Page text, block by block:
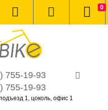
755-19-93
755-19-93
1, цоколь, офис 1
0